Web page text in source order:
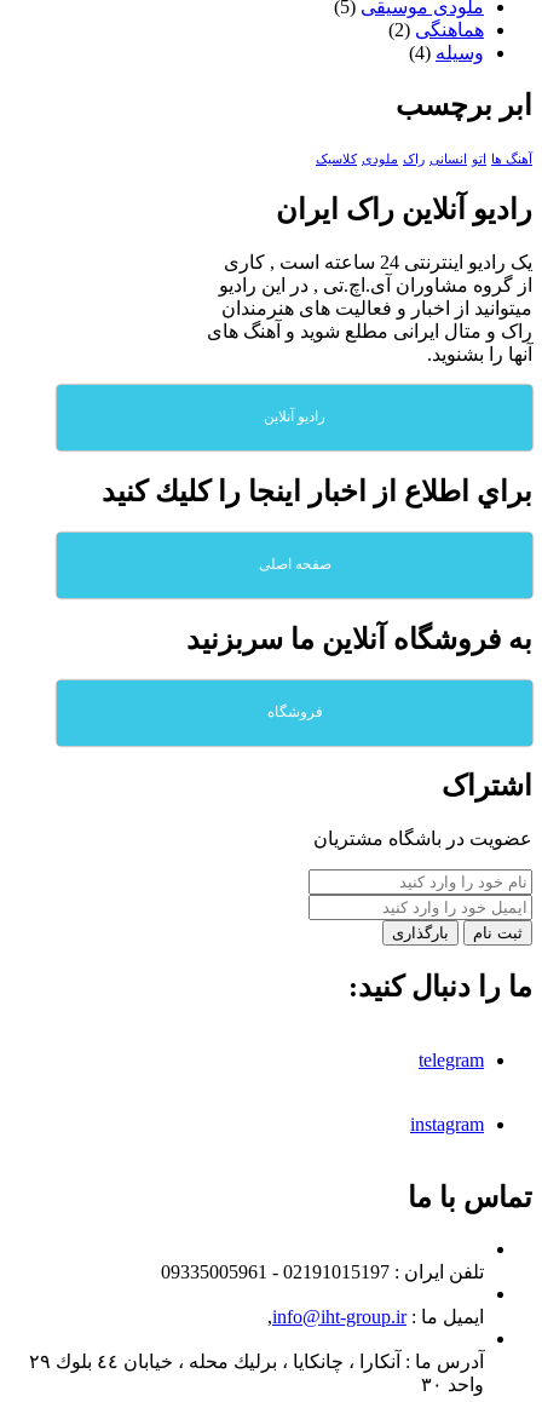
ملودی موسیقی (5)
هماهنگی (2)
وسیله (4)
ابر برچسب
آهنگ ها اتو انسانی راک ملودی کلاسیک
رادیو آنلاین راک ایران
یک رادیو اینترنتی 24 ساعته است , کاری
از گروه مشاوران آی.اچ.تی , در این رادیو
میتوانید از اخبار و فعالیت های هنرمندان
راک و متال ایرانی مطلع شوید و آهنگ های
آنها را بشنوید.
رادیو آنلاین
براي اطلاع از اخبار اينجا را كليك كنيد
صفحه اصلی
به فروشگاه آنلاين ما سربزنيد
فروشگاه
اشتراک
عضویت در باشگاه مشتریان
بارگذاری
ما را دنبال کنید:
telegram
instagram
تماس با ما
تلفن ايران : 02191015197 - 09335005961
ایمیل ما : info@iht-group.ir
,
آدرس ما :
آنكارا ، چانكايا ، برليك محله ، خيابان ٤٤ بلوك ٢٩
واحد ٣٠